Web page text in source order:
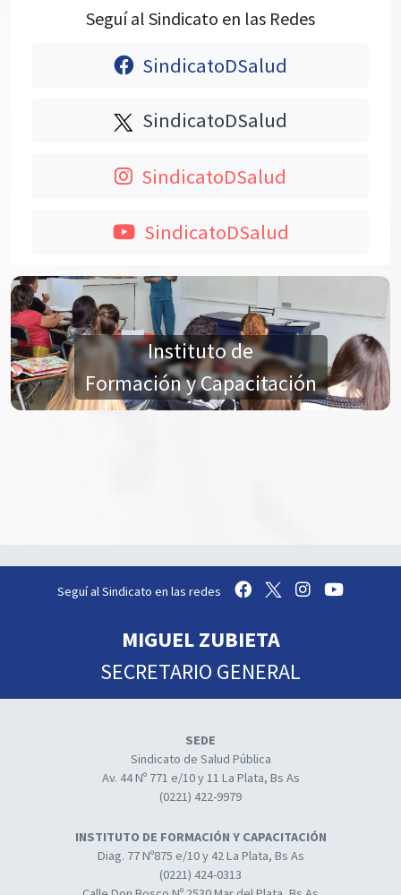
Seguí al Sindicato en las Redes
SindicatoDSalud
SindicatoDSalud
SindicatoDSalud
SindicatoDSalud
Instituto de
Formación y Capacitación
Seguí al Sindicato en las redes
MIGUEL ZUBIETA
SECRETARIO GENERAL
SEDE
Sindicato de Salud Pública
Av. 44 Nº 771 e/10 y 11 La Plata, Bs As
(0221) 422-9979
INSTITUTO DE FORMACIÓN Y CAPACITACIÓN
Diag. 77 Nº875 e/10 y 42 La Plata, Bs As
(0221) 424-0313